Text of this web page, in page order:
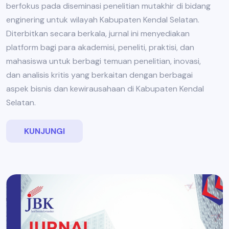
berfokus pada diseminasi penelitian mutakhir di bidang
enginering untuk wilayah Kabupaten Kendal Selatan.
Diterbitkan secara berkala, jurnal ini menyediakan
platform bagi para akademisi, peneliti, praktisi, dan
mahasiswa untuk berbagi temuan penelitian, inovasi,
dan analisis kritis yang berkaitan dengan berbagai
aspek bisnis dan kewirausahaan di Kabupaten Kendal
Selatan.
KUNJUNGI